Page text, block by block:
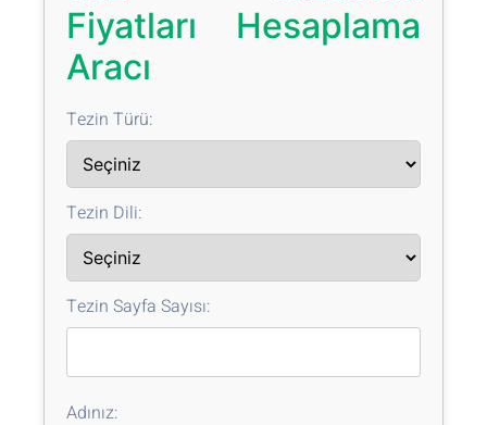
Fiyatları Hesaplama
Aracı
Tezin Türü:
Tezin Dili:
Tezin Sayfa Sayısı:
Adınız: